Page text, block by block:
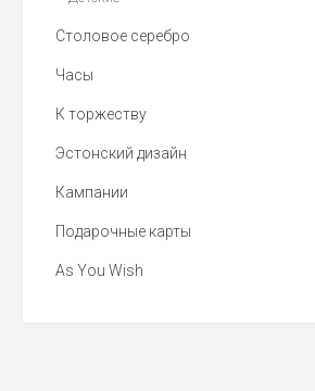
Столовое серебро
Часы
К торжеству
Эстонский дизайн
Кампании
Подарочные карты
As You Wish